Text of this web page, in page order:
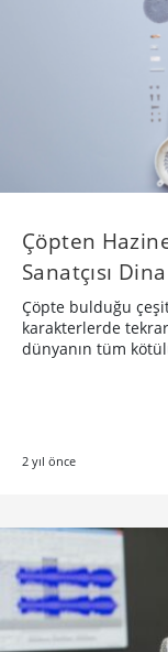
Çöpten
Sanatçısı
Çöpte bulduğu
karakterlerde
dünyanın tüm
2 yıl önce